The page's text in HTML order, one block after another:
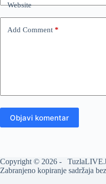
Website
Add Comment *
Objavi komentar
Copyright © 2026 -
Zabranjeno kopiranje sadržaja